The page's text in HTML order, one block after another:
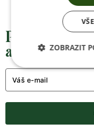
Přednostní
akcích a
Váš e-mail
ZOBRAZIT